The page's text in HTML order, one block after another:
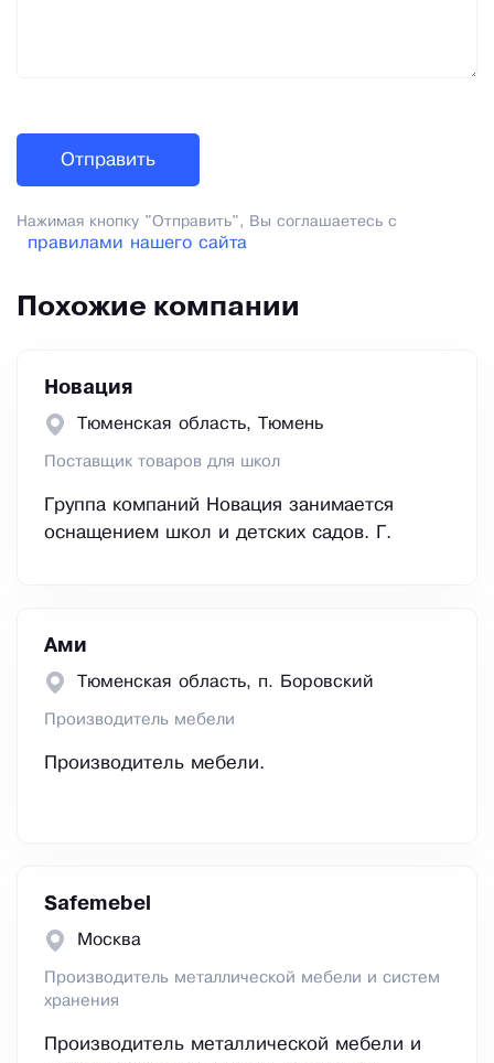
Нажимая кнопку "Отправить", Вы соглашаетесь с
правилами нашего сайта
Похожие компании
Новация
Тюменская область, Тюмень
Поставщик товаров для школ
Группа компаний Новация занимается
оснащением школ и детских садов. Г.
Ами
Тюменская область, п. Боровский
Производитель мебели
Производитель мебели.
Safemebel
Москва
Производитель металлической мебели и систем
хранения
Производитель металлической мебели и